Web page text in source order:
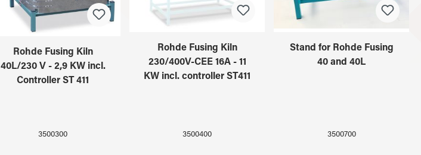
Rohde Fusing Kiln
40L/230 V - 2,9 KW incl.
Controller ST 411
3500300
Rohde Fusing Kiln
230/400V-CEE 16A - 11
KW incl. controller ST411
3500400
Stand for Rohde Fusing
40 and 40L
3500700